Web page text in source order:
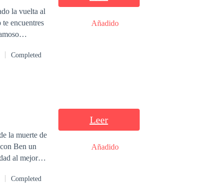
la vuelta al
encuentres
de haberla
casarse
Completed
Añadido
Ben un
al mejor
también
Completed
Leer
Añadido